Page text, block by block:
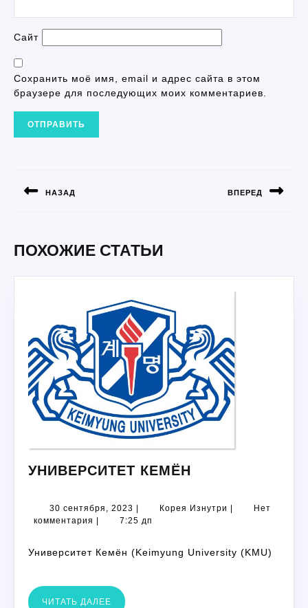
Сайт
Сохранить моё имя, email и адрес сайта в этом
браузере для последующих моих комментариев.
ЗАПИСЯМ
НАЗАД ВПЕРЕД
ПОХОЖИЕ СТАТЬИ
УНИВЕРСИТЕТ КЕМЁН
30 сентября, 2023 30
сентября,
Корея Изнутри Корея Нет
комментария
7:25 дп
Университет Кемён (Keimyung University (KMU)
ЧИТАТЬ ДАЛЕЕ ЧИТАТЬ